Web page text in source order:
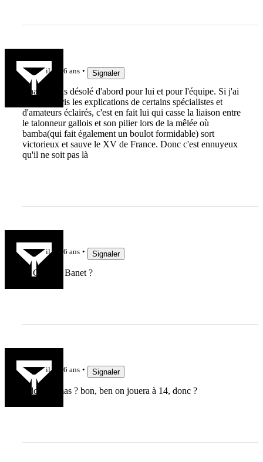
il y a 6 ans Signaler
Chat ,je suis désolé d'abord pour lui et pour l'équipe. Si j'ai
bien compris les explications de certains spécialistes et
d'amateurs éclairés, c'est en fait lui qui casse la liaison entre
le talonneur gallois et son pilier lors de la mêlée où
bamba(qui fait également un boulot formidable) sort
victorieux et sauve le XV de France. Donc c'est ennuyeux
qu'il ne soit pas là
il y a 6 ans Signaler
Et Cyrielle Banet ?
il y a 6 ans Signaler
teddy thomas ? bon, ben on jouera à 14, donc ?